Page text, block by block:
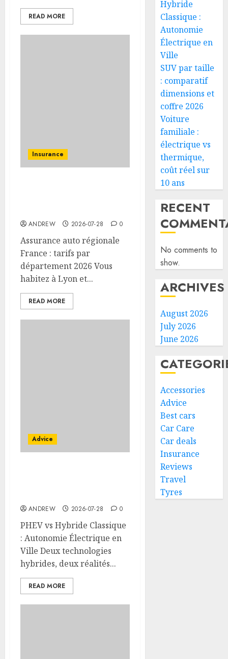
READ MORE
Insurance
ANDREW 2026-07-28 0
Assurance auto régionale
France : tarifs par
département 2026 Vous
habitez à Lyon et...
READ MORE
Advice
ANDREW 2026-07-28 0
PHEV vs Hybride Classique
: Autonomie Électrique en
Ville Deux technologies
hybrides, deux réalités...
READ MORE
Hybride
Classique :
Autonomie
Électrique en
Ville
SUV par taille
: comparatif
dimensions et
coffre 2026
Voiture
familiale :
électrique vs
thermique,
coût réel sur
10 ans
RECENT
No comments to
show.
ARCHIVES
August 2026
July 2026
June 2026
Accessories
Advice
Best cars
Car Care
Car deals
Insurance
Reviews
Travel
Tyres